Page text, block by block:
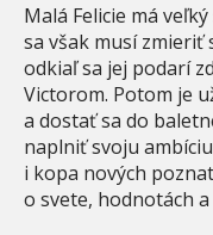
Malá Felicie má
sa však musí zmieriť
odkiaľ sa jej podarí
Victorom. Potom je
a dostať sa do
naplniť svoju
i kopa nových
o svete, hodnotách